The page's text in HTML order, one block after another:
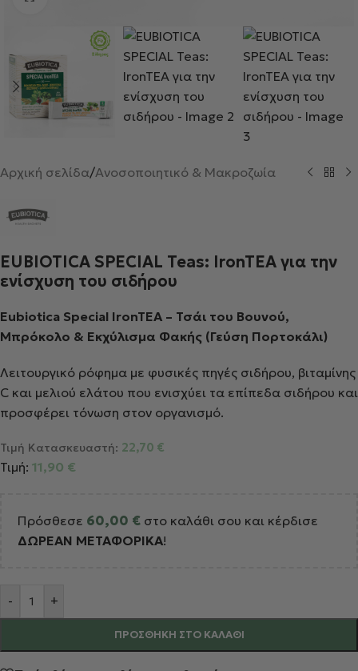
Αρχική σελίδα/Ανοσοποιητικό & Μακροζωία
EUBIOTICA SPECIAL Teas: ΙronTEA για την
ενίσχυση του σιδήρου
Eubiotica Special IronTEA – Τσάι του Βουνού,
Μπρόκολο & Εκχύλισμα Φακής (Γεύση Πορτοκάλι)
Λειτουργικό ρόφημα με φυσικές πηγές σιδήρου, βιταμίνης
C και μελιού ελάτου που ενισχύει τα επίπεδα σιδήρου και
προσφέρει τόνωση στον οργανισμό.
Τιμή Κατασκευαστή: 22,70 €
Τιμή: 11,90 €
Πρόσθεσε 60,00 € στο καλάθι σου και κέρδισε
ΔΩΡΕΑΝ ΜΕΤΑΦΟΡΙΚΑ!
- +
ΠΡΟΣΘΉΚΗ ΣΤΟ ΚΑΛΆΘΙ
Alternative: